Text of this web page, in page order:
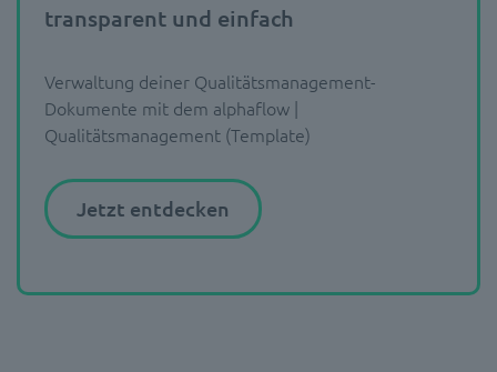
transparent und einfach
Verwaltung deiner Qualitätsmanagement-
Dokumente mit dem alphaflow |
Qualitätsmanagement (Template)
Jetzt entdecken